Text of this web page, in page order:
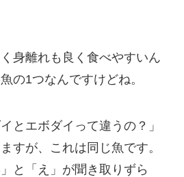
身離れも良く食べやすいん
の1つなんですけどね。
とエボダイって違うの？」
すが、これは同じ魚です。
と「え」が聞き取りずら